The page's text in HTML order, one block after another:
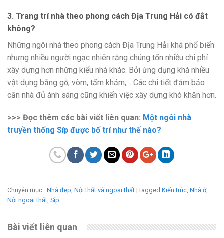
3. Trang trí nhà theo phong cách Địa Trung Hải có đắt
không?
Những ngôi nhà theo phong cách Địa Trung Hải khá phổ biến
nhưng nhiều người ngạc nhiên rằng chúng tốn nhiều chi phí
xây dựng hơn những kiểu nhà khác. Bởi ứng dụng khá nhiều
vật dụng bằng gỗ, vòm, tấm khảm,… Các chi tiết đảm bảo
căn nhà đủ ánh sáng cũng khiến việc xây dựng khó khăn hơn.
>>> Đọc thêm các bài viết liên quan: Một ngôi nhà
truyền thống Síp được bố trí như thế nào?
Chuyên mục : Nhà đẹp Nội thất và ngoại thất | tagged Kiến trúc Nhà ở,
Nội ngoại thất Síp
Bài viết liên quan